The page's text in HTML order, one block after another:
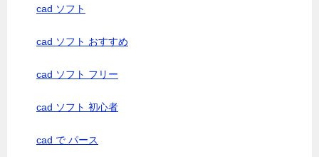
cad ソフト
cad ソフト おすすめ
cad ソフト フリー
cad ソフト 初心者
cad で パース